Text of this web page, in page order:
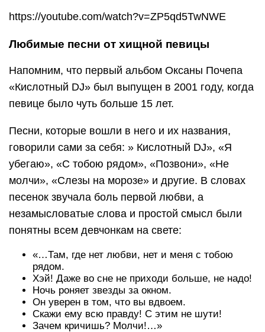
https://youtube.com/watch?v=ZP5qd5TwNWE
Любимые песни от хищной певицы
Напомним, что первый альбом Оксаны Почепа
«Кислотный DJ» был выпущен в 2001 году, когда
певице было чуть больше 15 лет.
Песни, которые вошли в него и их названия,
говорили сами за себя: » Кислотный DJ», «Я
убегаю», «С тобою рядом», «Позвони», «Не
молчи», «Слезы на морозе» и другие. В словах
песенок звучала боль первой любви, а
незамысловатые слова и простой смысл были
понятны всем девчонкам на свете:
«…Там, где нет любви, нет и меня с тобою
рядом.
Хэй! Даже во сне не приходи больше, не надо!
Ночь роняет звезды за окном.
Он уверен в том, что вы вдвоем.
Скажи ему всю правду! С этим не шути!
Зачем кричишь? Молчи!…»